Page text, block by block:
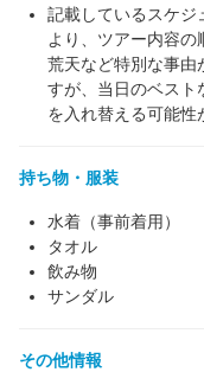
記載しているスケ
より、ツアー内容
荒天など特別な事由
すが、当日のベスト
を入れ替える可能性
持ち物・服装
水着（事前着用）
タオル
飲み物
サンダル
その他情報